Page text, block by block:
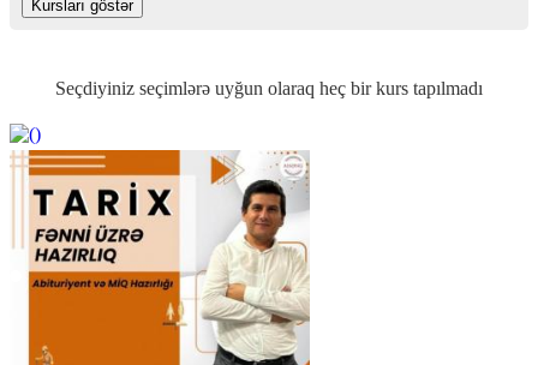
Seçdiyiniz seçimlərə uyğun olaraq heç bir kurs tapılmadı
https://wa.me/994552244433